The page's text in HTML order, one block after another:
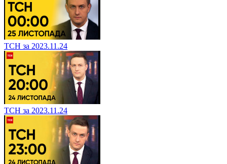
ТСН за 2023.11.24
ТСН за 2023.11.24